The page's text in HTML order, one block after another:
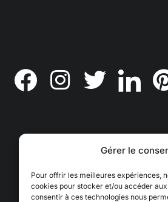
Gérer le
Pour offrir les meilleures expériences,
cookies pour stocker et/ou accéder
consentir à ces technologies nous